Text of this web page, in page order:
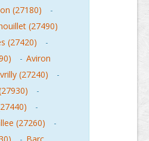
(27180)
-
(27490)
(27420)
-
- Aviron
(27240)
-
-
-
(27260)
-